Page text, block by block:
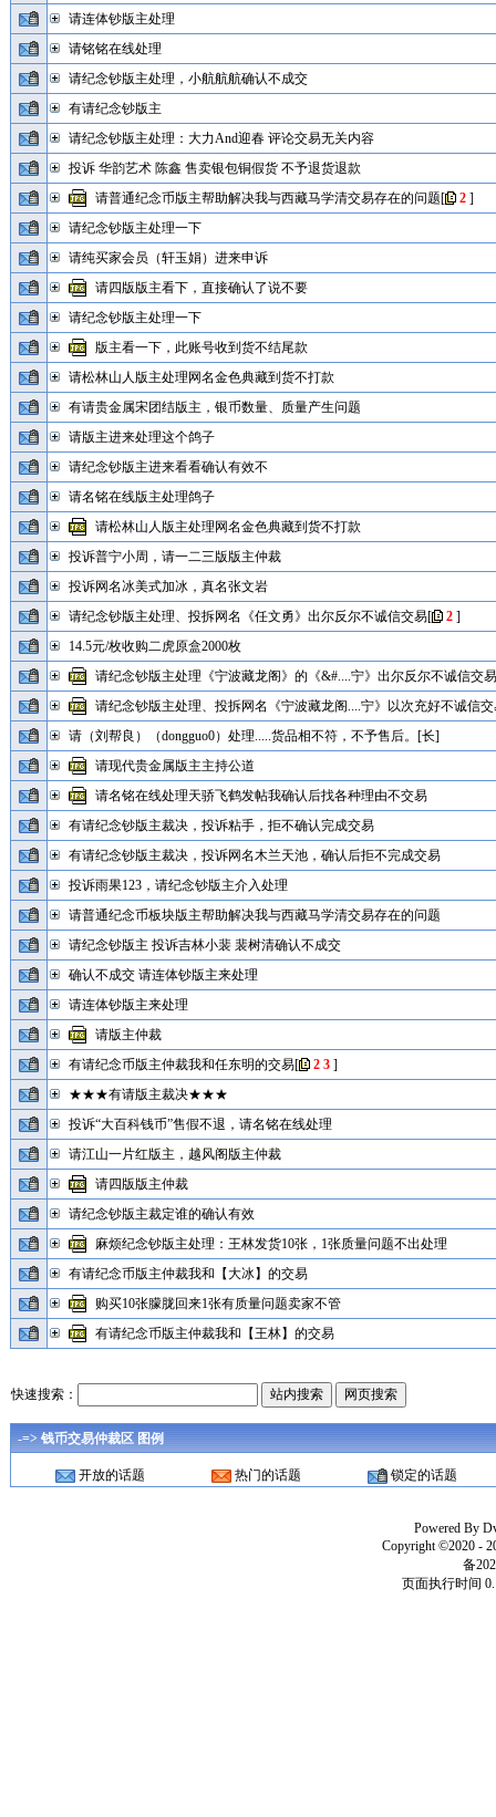
请连体钞版主处理
请铭铭在线处理
请纪念钞版主处理，小航航航确认不成交
有请纪念钞版主
请纪念钞版主处理：大力And迎春 评论交易无关内容
投诉 华韵艺术 陈鑫 售卖银包铜假货 不予退货退款
请普通纪念币版主帮助解决我与西藏马学清交易存在的问题[ 2]
请纪念钞版主处理一下
请纯买家会员（轩玉娟）进来申诉
请四版版主看下，直接确认了说不要
请纪念钞版主处理一下
版主看一下，此账号收到货不结尾款
请松林山人版主处理网名金色典藏到货不打款
有请贵金属宋团结版主，银币数量、质量产生问题
请版主进来处理这个鸽子
请纪念钞版主进来看看确认有效不
请名铭在线版主处理鸽子
请松林山人版主处理网名金色典藏到货不打款
投诉普宁小周，请一二三版版主仲裁
投诉网名冰美式加冰，真名张文岩
请纪念钞版主处理、投拆网名《任文勇》出尔反尔不诚信交易[ 2]
14.5元/枚收购二虎原盒2000枚
请纪念钞版主处理《宁波藏龙阁》的《&#....宁》出尔反尔不诚信交
请纪念钞版主处理、投拆网名《宁波藏龙阁....宁》以次充好不诚信
请（刘帮良）（dongguo0）处理.....货品相不符，不予售后。[长]
请现代贵金属版主主持公道
请名铭在线处理天骄飞鹤发帖我确认后找各种理由不交易
有请纪念钞版主裁决，投诉粘手，拒不确认完成交易
有请纪念钞版主裁决，投诉网名木兰天池，确认后拒不完成交易
投诉雨果123，请纪念钞版主介入处理
请普通纪念币板块版主帮助解决我与西藏马学清交易存在的问题
请纪念钞版主 投诉吉林小裴 裴树清确认不成交
确认不成交 请连体钞版主来处理
请连体钞版主来处理
请版主仲裁
有请纪念币版主仲裁我和任东明的交易[ 2 3]
★★★有请版主裁决★★★
投诉“大百科钱币”售假不退，请名铭在线处理
请江山一片红版主，越风阁版主仲裁
请四版版主仲裁
请纪念钞版主裁定谁的确认有效
麻烦纪念钞版主处理：王林发货10张，1张质量问题不出处理
有请纪念币版主仲裁我和【大冰】的交易
购买10张朦胧回来1张有质量问题卖家不管
有请纪念币版主仲裁我和【王林】的交易
快速搜索：
-=> 钱币交易仲裁区 图例
开放的话题 热门的话题 锁定的话题
Powered By
Copyright ©2020 -
备
页面执行时间